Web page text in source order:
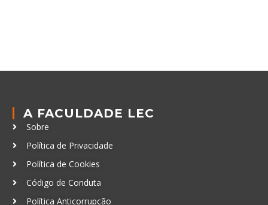
A FACULDADE LEC
Sobre
Política de Privacidade
Política de Cookies
Código de Conduta
Política Anticorrupção